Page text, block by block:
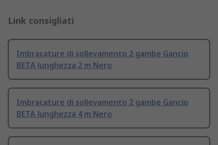
Link consigliati
Imbracature di sollevamento 2 gambe Gancio
BETA lunghezza 2 m Nero
Imbracature di sollevamento 2 gambe Gancio
BETA lunghezza 4 m Nero